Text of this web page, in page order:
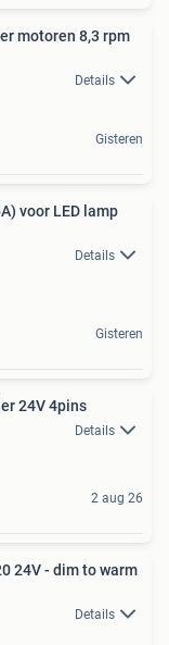
motoren 8,3 rpm
Details
Gisteren
voor LED lamp
Details
Gisteren
originele Tranzx lader 24V 4pins
Details
2 aug 26
24V - dim to warm
Details